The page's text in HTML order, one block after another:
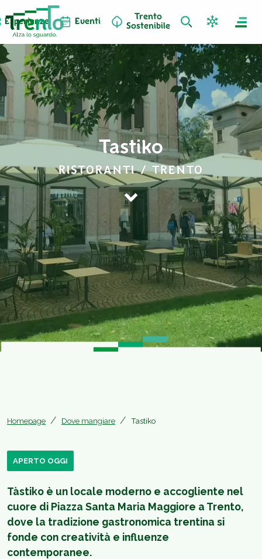
Esperienze Eventi
Trento
Sostenibile
Tastiko
RISTORANTI / TRENTO
Homepage Dove mangiare Tastiko
APERTO OGGI
Tàstiko è un locale moderno e accogliente nel
cuore di Piazza Santa Maria Maggiore a Trento,
dove la tradizione gastronomica trentina si
fonde con creatività e influenze
contemporanee.